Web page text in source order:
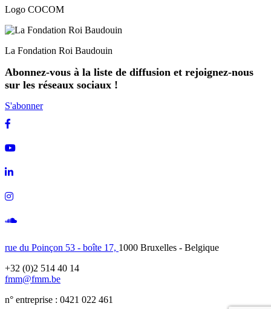
Logo COCOM
La Fondation Roi Baudouin
Abonnez-vous à la liste de diffusion et rejoignez-nous
sur les réseaux sociaux !
S'abonner
rue du Poinçon 53 - boîte 17, 1000 Bruxelles - Belgique
+32 (0)2 514 40 14
fmm@fmm.be
n° entreprise : 0421 022 461